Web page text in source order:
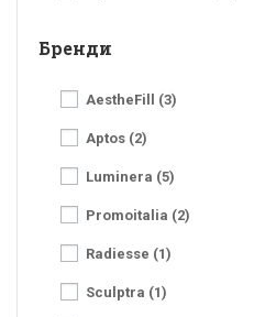
Бренди
AestheFill (3)
Aptos (2)
Luminera (5)
Promoitalia (2)
Radiesse (1)
Sculptra (1)